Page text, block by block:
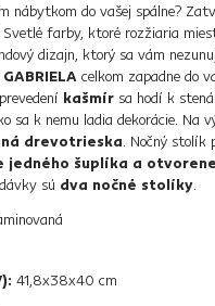
nábytkom do vašej spálne?
farby, ktoré rozžiaria
dizajn, ktorý sa vám
celkom zapadne do
kašmír sa hodí k
sa k nemu ladia dekorácie. Na
drevotrieska. Nočný stolík
jedného šuplíka a
sú dva nočné stolíky.
41,8x38x40 cm